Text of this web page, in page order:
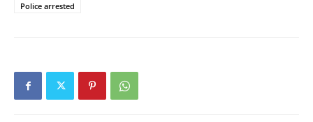
Police arrested